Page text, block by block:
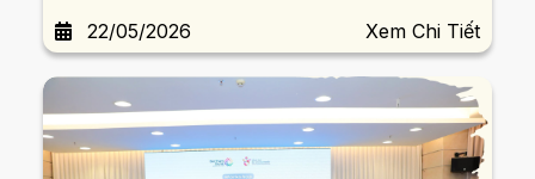
22/05/2026 Xem Chi Tiết